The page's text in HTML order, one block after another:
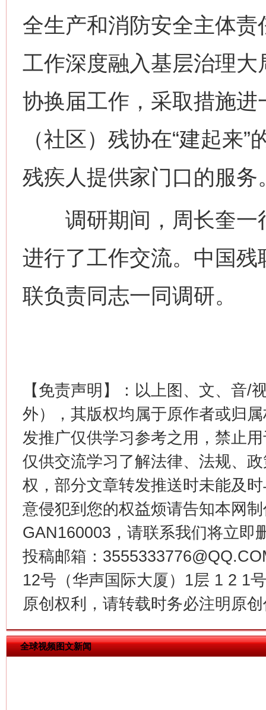
全生产和消防安全主体
工作深度融入基层治理
协换届工作，采取措施
（社区）残协在“建起来
残疾人提供家门口的服务
调研期间，周长奎一
进行了工作交流。中国
联负责同志一同调研。
【免责声明】：以上图、文、音/
外），其版权均属于原作者或归
发推广仅供学习参考之用，禁止
仅供交流学习了解法律、法规、
权，部分文章转发推送时未能及
意侵犯到您的权益烦请告知本网
GAN160003，请联系我们将立即
投稿邮箱：
12号（华声国际大厦）1层 1 2 1
原创权利，请转载时务必注明原
全球视频图文新闻
网上购药对药下症？
这是一记警钟！ 谢
在谋一域中谋全局
今